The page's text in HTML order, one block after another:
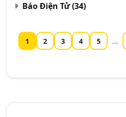
Báo Điện Tử(34)
1 2 3 4 5 ...